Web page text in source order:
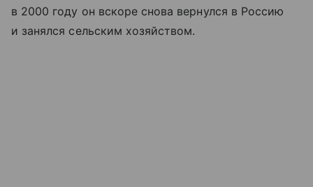
в 2000 году он вскоре снова вернулся в Россию
и занялся сельским хозяйством.